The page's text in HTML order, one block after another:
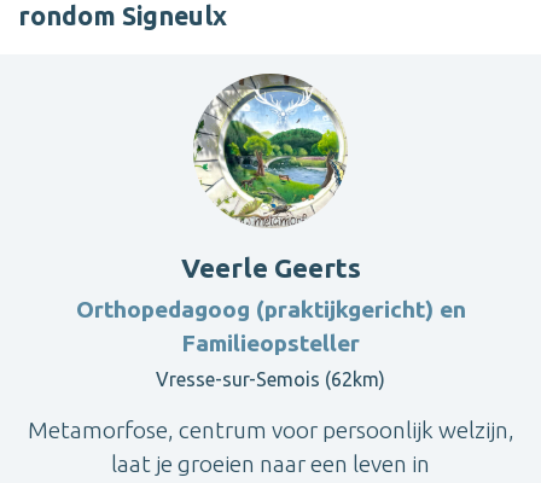
rondom Signeulx
Veerle Geerts
Orthopedagoog (praktijkgericht) en
Familieopsteller
Vresse-sur-Semois (62km)
Metamorfose, centrum voor persoonlijk welzijn,
laat je groeien naar een leven in